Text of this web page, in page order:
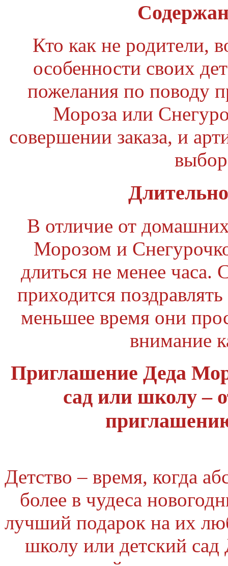
Кто как не родители,
особенности своих
пожелания по поводу
Мороза или
совершении заказа, и
В отличие от
Морозом и
длиться не менее часа.
приходится
меньшее время они
внимание
Приглашение Деда
сад или школу –
Детство – время, когда
более в чудеса
лучший подарок на их
школу или детский